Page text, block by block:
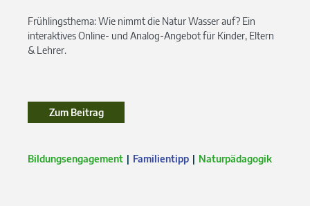
Frühlingsthema: Wie nimmt die Natur Wasser auf? Ein
interaktives Online- und Analog-Angebot für Kinder, Eltern
& Lehrer.
Zum Beitrag
Bildungsengagement Familientipp Naturpädagogik